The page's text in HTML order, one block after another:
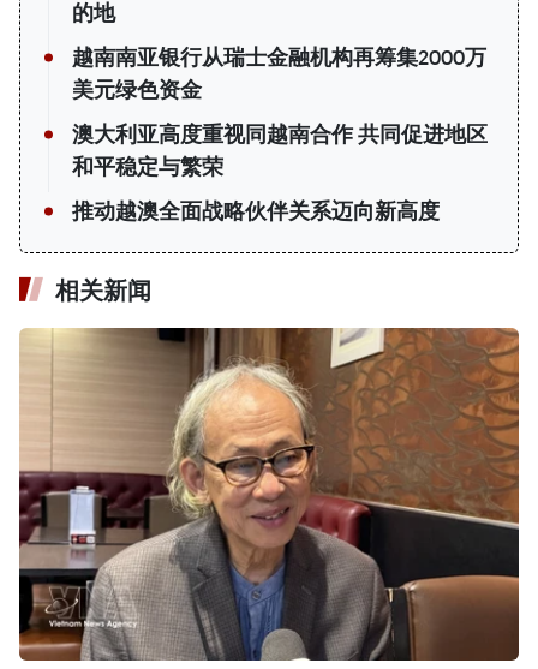
的地
越南南亚银行从瑞士金融机构再筹集2000万
美元绿色资金
澳大利亚高度重视同越南合作 共同促进地区
和平稳定与繁荣
推动越澳全面战略伙伴关系迈向新高度
相关新闻